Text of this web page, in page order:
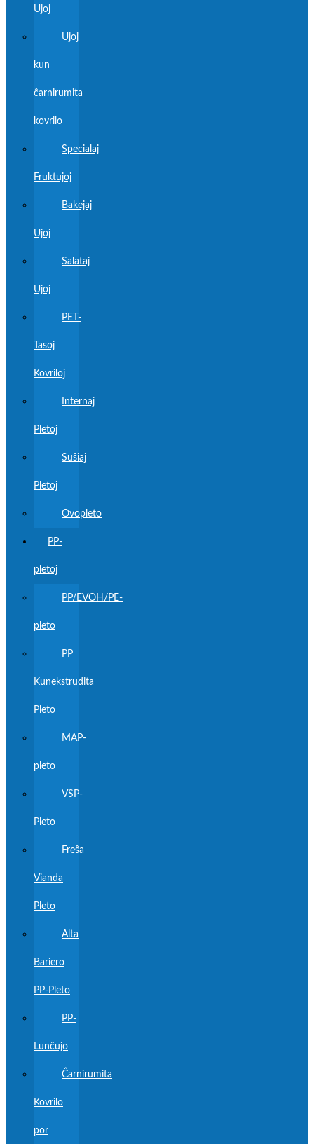
Ujoj
Ujoj
kun
ĉarnirumita
kovrilo
Specialaj
Fruktujoj
Bakejaj
Ujoj
Salataj
Ujoj
PET-
Tasoj
Kovriloj
Internaj
Pletoj
Suŝiaj
Pletoj
Ovopleto
PP-
pletoj
PP/EVOH/PE-
pleto
PP
Kunekstrudita
Pleto
MAP-
pleto
VSP-
Pleto
Freŝa
Vianda
Pleto
Alta
Bariero
PP-Pleto
PP-
Lunĉujo
Ĉarnirumita
Kovrilo
por